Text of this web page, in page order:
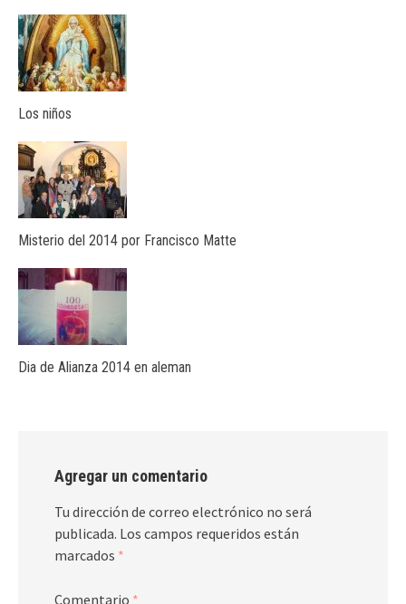
Los niños
Misterio del 2014 por Francisco Matte
Dia de Alianza 2014 en aleman
Agregar un comentario
Tu dirección de correo electrónico no será
publicada. Los campos requeridos están
marcados *
Comentario *